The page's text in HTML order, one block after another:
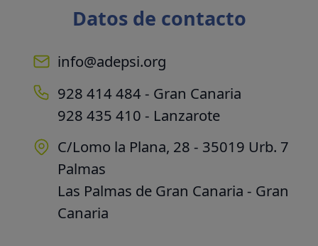
Datos de contacto
info@adepsi.org
928 414 484 - Gran Canaria
928 435 410 - Lanzarote
C/Lomo la Plana, 28 - 35019 Urb. 7
Palmas
Las Palmas de Gran Canaria - Gran
Canaria